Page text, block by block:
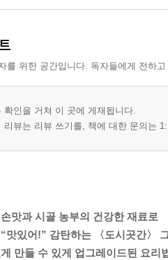
를 위한 공간입니다. 독자들에게 전하
확인을 거쳐 이 곳에 게재됩니다.
리뷰는 리뷰 쓰기를, 책에 대한 문의는
맛과 시골 농부의 건강한 재료로
맛있어!” 감탄하는 〈도시곳간〉
만들 수 있게 업그레이드된 요리